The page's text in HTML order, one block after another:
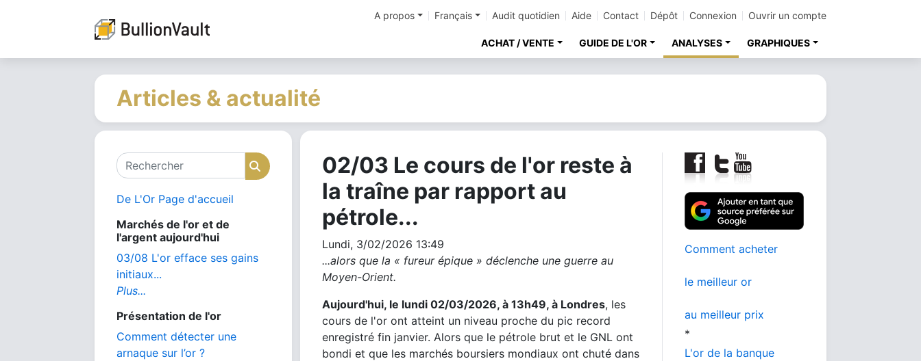
A propos Français Audit quotidien Aide Contact Dépôt Connexion Ouvrir un compte
ACHAT / VENTE GUIDE DE L'OR ANALYSES GRAPHIQUES
Articles & actualité
Rechercher Rechercher
De L'Or Page d'accueil
Marchés de l'or et de
l'argent aujourd'hui
03/08 L'or efface ses gains
initiaux...
Plus...
Présentation de l'or
Comment détecter une
arnaque sur l’or ?
02/03 Le cours de l'or reste à
la traîne par rapport au
pétrole...
Lundi, 3/02/2026 13:49
...alors que la « fureur épique » déclenche une guerre au
Moyen-Orient.
Aujourd'hui, le lundi 02/03/2026, à 13h49, à Londres, les
cours de l'or ont atteint un niveau proche du pic record
enregistré fin janvier. Alors que le pétrole brut et le GNL ont
bondi et que les marchés boursiers mondiaux ont chuté dans
Comment acheter
le meilleur or
au meilleur prix
*
L'or de la banque